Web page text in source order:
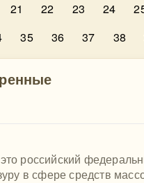
21 22 23 24
35 36 37 38
российский
в сфере средств